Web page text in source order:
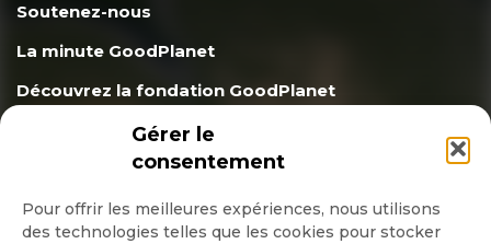
Gérer le
consentement
Pour offrir les meilleures expériences, nous utilisons
des technologies telles que les cookies pour stocker
Soutenez-nous
La minute GoodPlanet
Découvrez la fondation GoodPlanet
SUIVEZ-NOUS